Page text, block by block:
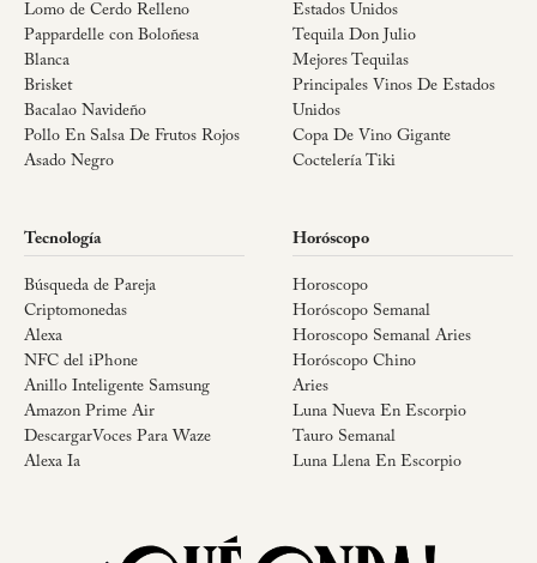
Lomo de Cerdo Relleno
Pappardelle con Boloñesa
Blanca
Brisket
Bacalao Navideño
Pollo En Salsa De Frutos Rojos
Asado Negro
Estados Unidos
Tequila Don Julio
Mejores Tequilas
Principales Vinos De Estados
Unidos
Copa De Vino Gigante
Coctelería Tiki
Tecnología
Búsqueda de Pareja
Criptomonedas
Alexa
NFC del iPhone
Anillo Inteligente Samsung
Amazon Prime Air
DescargarVoces Para Waze
Alexa Ia
Horóscopo
Horoscopo
Horóscopo Semanal
Horoscopo Semanal Aries
Horóscopo Chino
Aries
Luna Nueva En Escorpio
Tauro Semanal
Luna Llena En Escorpio